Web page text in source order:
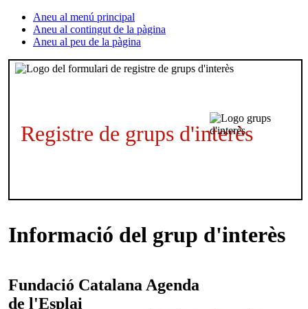
Aneu al menú principal
Aneu al contingut de la pàgina
Aneu al peu de la pàgina
Registre de grups d'interès
Informació del grup d'interès
Fundació Catalana
de l'Esplai
Agenda